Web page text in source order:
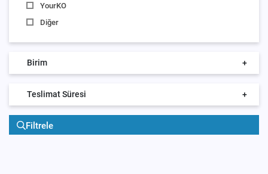
YourKO
Diğer
Birim +
Teslimat Süresi +
Filtrele